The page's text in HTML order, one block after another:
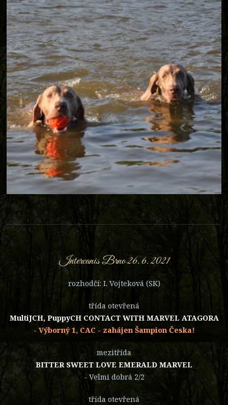
Intercanis Brno 26. 6. 2021
rozhodčí: I. Vojteková (SK)
třída otevřená
MultiJCH, PuppyCH CONTACT WITH MARVEL ATAGORA
- Výborný 1, CAC - zahájen Šampion Česka!
mezitřída
BITTER SWEET LOVE EMERALD MARVEL
- Velmi dobrá 2/2
třída otevřená